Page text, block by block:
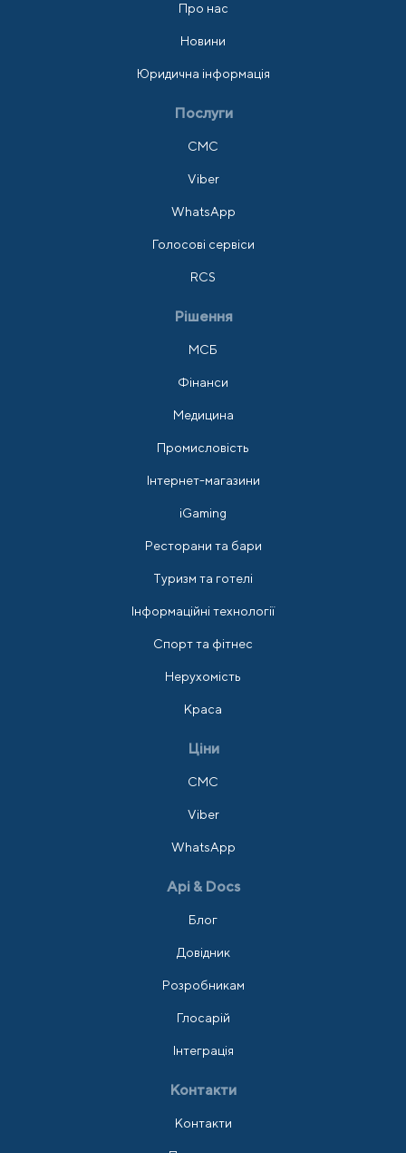
Про нас
Новини
Юридична інформація
Послуги
СМС
Viber
WhatsApp
Голосові сервіси
RCS
Рішення
МСБ
Фінанси
Медицина
Промисловість
Інтернет-магазини
iGaming
Ресторани та бари
Туризм та готелі
Інформаційні технології
Спорт та фітнес
Нерухомість
Краса
Ціни
СМС
Viber
WhatsApp
Api & Docs
Блог
Довідник
Розробникам
Глосарій
Інтеграція
Контакти
Контакти